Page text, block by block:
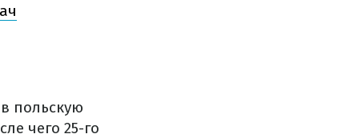
польскую
чего 25-го